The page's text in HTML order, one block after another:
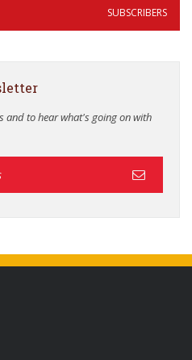
SUBSCRIBERS
and to hear what's going on with